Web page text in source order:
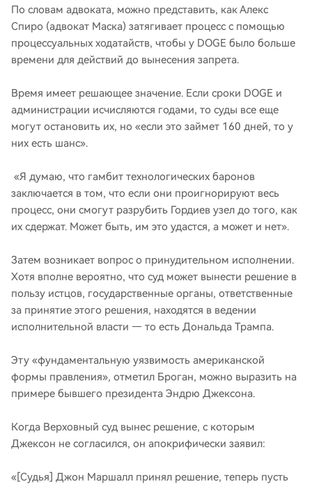
По словам адвоката, можно представить, как Алекс
Спиро (адвокат Маска) затягивает процесс с помощью
процессуальных ходатайств, чтобы у DOGE было больше
времени для действий до вынесения запрета.
Время имеет решающее значение. Если сроки DOGE и
администрации исчисляются годами, то суды все еще
могут остановить их, но «если это займет 160 дней, то у
них есть шанс».
«Я думаю, что гамбит технологических баронов
заключается в том, что если они проигнорируют весь
процесс, они смогут разрубить Гордиев узел до того, как
их сдержат. Может быть, им это удастся, а может и нет».
Затем возникает вопрос о принудительном исполнении.
Хотя вполне вероятно, что суд может вынести решение в
пользу истцов, государственные органы, ответственные
за принятие этого решения, находятся в ведении
исполнительной власти — то есть Дональда Трампа.
Эту «фундаментальную уязвимость американской
формы правления», отметил Броган, можно выразить на
примере бывшего президента Эндрю Джексона.
Когда Верховный суд вынес решение, с которым
Джексон не согласился, он апокрифически заявил:
«[Судья] Джон Маршалл принял решение, теперь пусть